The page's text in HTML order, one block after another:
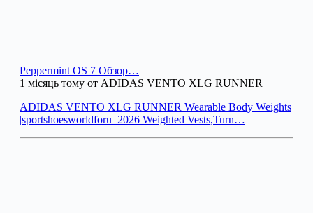
Peppermint OS 7 Обзор…
1 місяць тому от ADIDAS VENTO XLG RUNNER
ADIDAS VENTO XLG RUNNER Wearable Body Weights
|sportshoesworldforu_2026 Weighted Vests,Turn…